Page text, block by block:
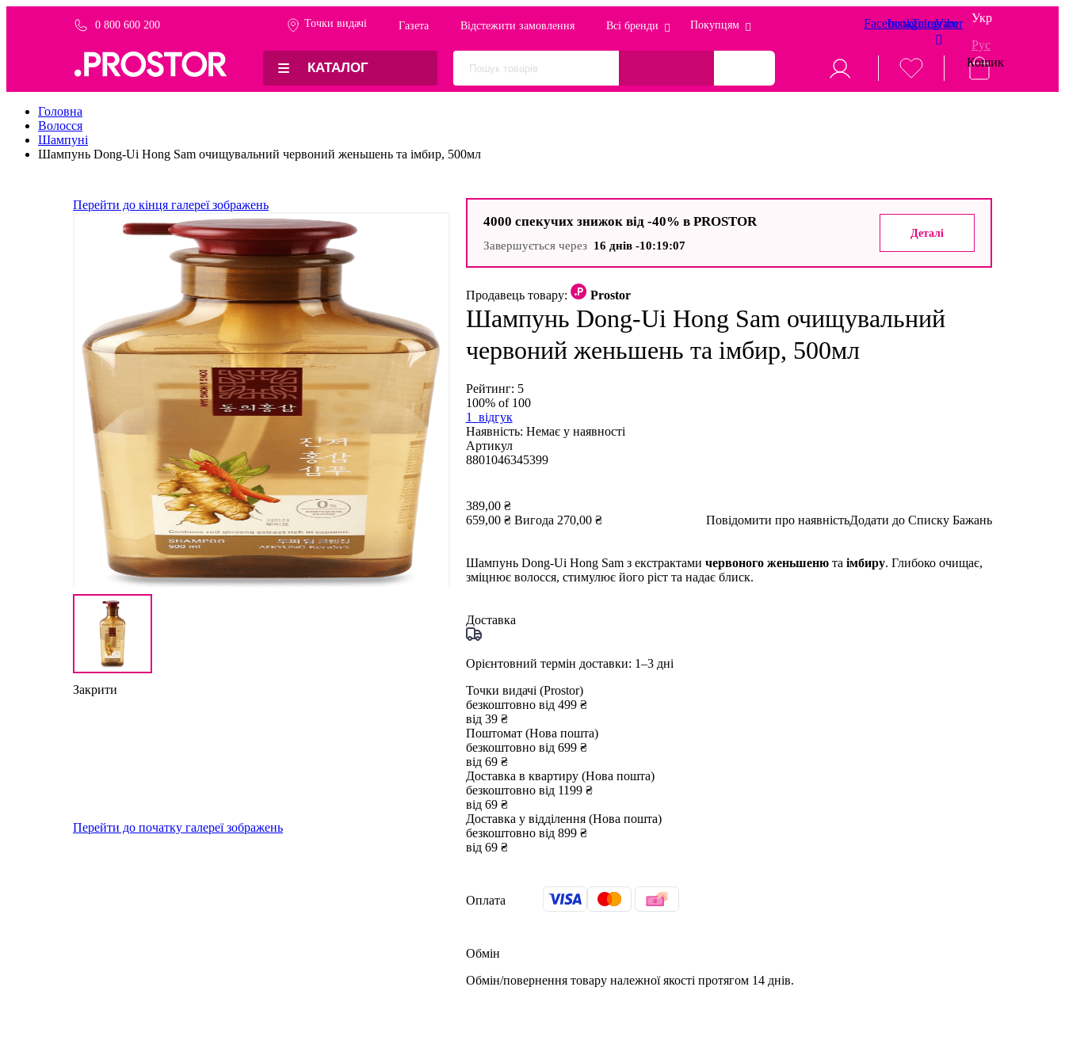
0 800 600 200 Точки видачi Газета Відстежити замовлення Всі бренди Покупцям FacebookInstagram
Telegram
Viber
Укр
Рус
КАТАЛОГ Кошик
Головна
Волосся
Шампуні
Шампунь Dong-Ui Hong Sam очищувальний червоний женьшень та імбир, 500мл
Перейти до кінця галереї зображень
Закрити
Перейти до початку галереї зображень
4000 спекучих знижок від -40% в PROSTOR
Деталі
Завершується через 16 днiв -10:19:06
Продавець товару: Prostor
Шампунь Dong-Ui Hong Sam очищувальний
червоний женьшень та імбир, 500мл
Рейтинг: 5
100% of 100
1
відгук
Наявність: Немає у наявності
Артикул
8801046345399
389,00 ₴
659,00 ₴ Вигода 270,00 ₴ Повідомити про наявністьДодати до Списку Бажань
Шампунь Dong-Ui Hong Sam з екстрактами червоного женьшенюта імбиру. Глибоко очищає,
зміцнює волосся, стимулює його ріст та надає блиск.
Доставка
Орієнтовний термін доставки: 1–3 дні
Точки видачі (Prostor)
безкоштовно від 499 ₴
від 39 ₴
Поштомат (Нова пошта)
безкоштовно від 699 ₴
від 69 ₴
Доставка в квартиру (Нова пошта)
безкоштовно від 1199 ₴
від 69 ₴
Доставка у відділення (Нова пошта)
безкоштовно від 899 ₴
від 69 ₴
Оплата
Обмін
Обмін/повернення товару належної якості протягом 14 днів.